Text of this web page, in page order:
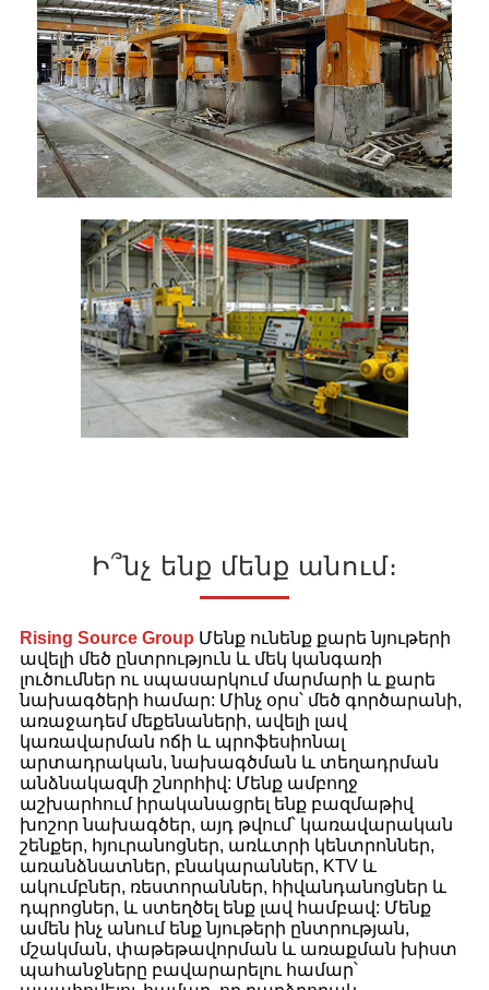
Ի՞նչ ենք մենք անում։
Rising Source Group Մենք ունենք քարե նյութերի
ավելի մեծ ընտրություն և մեկ կանգառի
լուծումներ ու սպասարկում մարմարի և քարե
նախագծերի համար: Մինչ օրս՝ մեծ գործարանի,
առաջադեմ մեքենաների, ավելի լավ
կառավարման ոճի և պրոֆեսիոնալ
արտադրական, նախագծման և տեղադրման
անձնակազմի շնորհիվ: Մենք ամբողջ
աշխարհում իրականացրել ենք բազմաթիվ
խոշոր նախագծեր, այդ թվում՝ կառավարական
շենքեր, հյուրանոցներ, առևտրի կենտրոններ,
առանձնատներ, բնակարաններ, KTV և
ակումբներ, ռեստորաններ, հիվանդանոցներ և
դպրոցներ, և ստեղծել ենք լավ համբավ: Մենք
ամեն ինչ անում ենք նյութերի ընտրության,
մշակման, փաթեթավորման և առաքման խիստ
պահանջները բավարարելու համար՝